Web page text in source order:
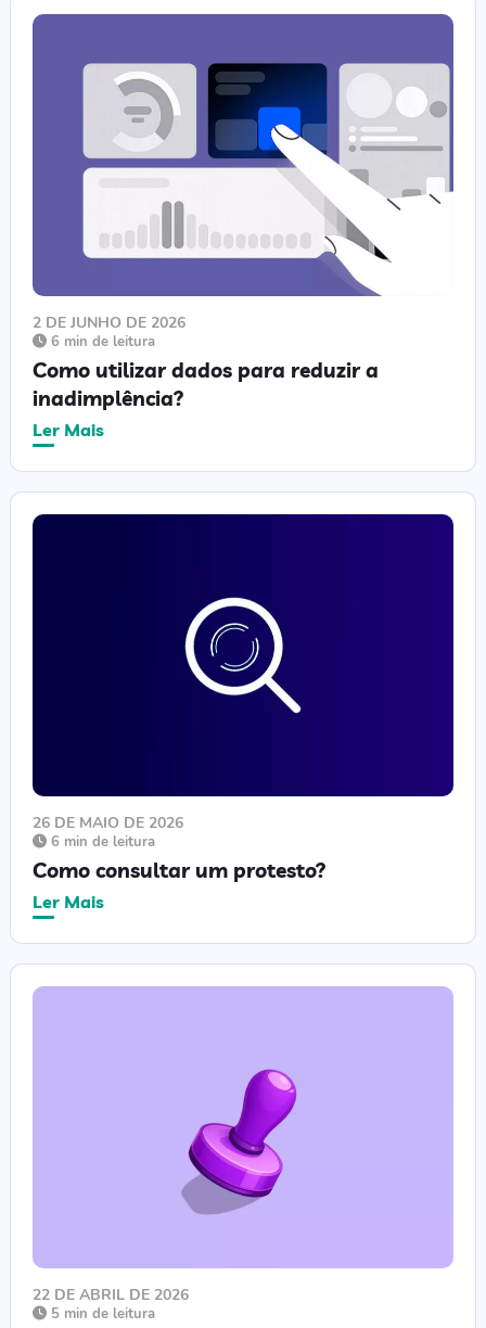
2 DE JUNHO DE 2026
6 min de leitura
Como utilizar dados para reduzir a
inadimplência?
Ler Mais
26 DE MAIO DE 2026
6 min de leitura
Como consultar um protesto?
Ler Mais
22 DE ABRIL DE 2026
5 min de leitura